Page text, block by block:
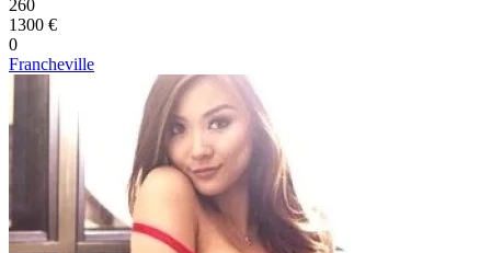
260
1300 €
0
Francheville